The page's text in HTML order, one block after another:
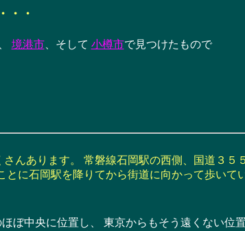
・・
境港市、そして 小樽市で見つけたもので
んあります。 常磐線石岡駅の西側、国道３５
に石岡駅を降りてから街道に向かって歩いて
ぼ中央に位置し、 東京からもそう遠くない位